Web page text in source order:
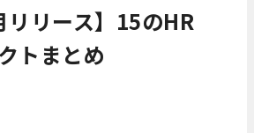
リリース】15のHR
トまとめ